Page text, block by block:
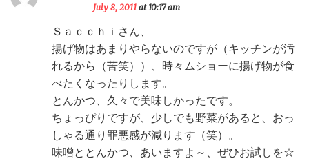
July 8, 2011 at 10:17 am
Ｓａｃｃｈｉさん、
揚げ物はあまりやらないのですが（キッチンが汚
れるから（苦笑））、時々ムショーに揚げ物が食
べたくなったりします。
とんかつ、久々で美味しかったです。
ちょっぴりですが、少しでも野菜があると、おっ
しゃる通り罪悪感が減ります（笑）。
味噌ととんかつ、あいますよ～、ぜひお試しを☆